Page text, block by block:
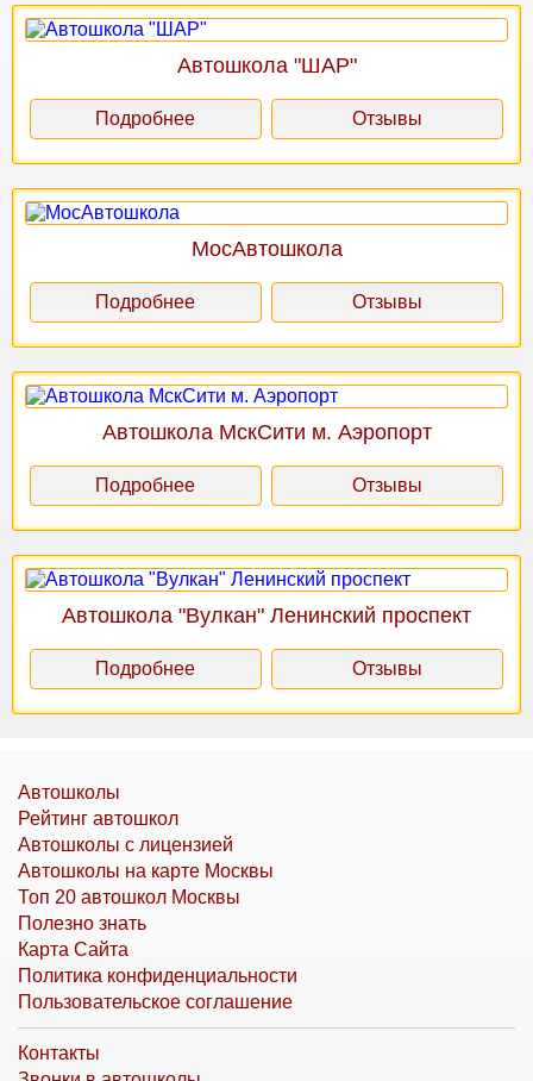
Автошкола "ШАР"
Подробнее Отзывы
МосАвтошкола
Подробнее Отзывы
Автошкола МскСити м. Аэропорт
Подробнее Отзывы
Автошкола "Вулкан" Ленинский проспект
Подробнее Отзывы
Автошколы
Рейтинг автошкол
Автошколы с лицензией
Автошколы на карте Москвы
Топ 20 автошкол Москвы
Полезно знать
Карта Сайта
Политика конфиденциальности
Пользовательское соглашение
Контакты